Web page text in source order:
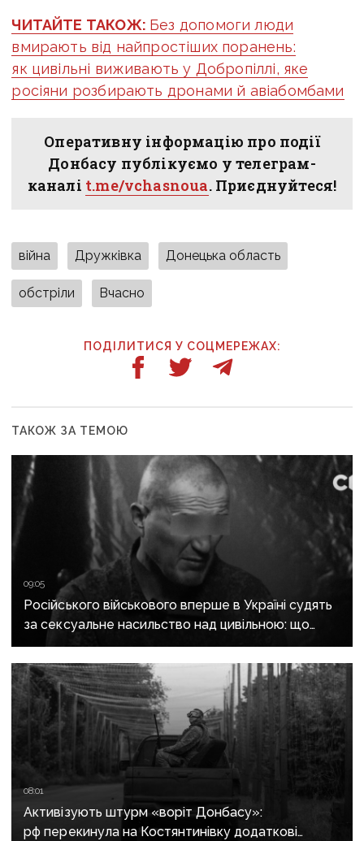
ЧИТАЙТЕ ТАКОЖ: Без допомоги люди
вмирають від найпростіших поранень:
як цивільні виживають у Добропіллі, яке
росіяни розбирають дронами й авіабомбами
Оперативну інформацію про події
Донбасу публікуємо у телеграм-
каналі t.me/vchasnoua. Приєднуйтеся!
війна Дружківка Донецька область
обстріли Вчасно
ПОДІЛИТИСЯ У СОЦМЕРЕЖАХ:
ТАКОЖ ЗА ТЕМОЮ
09:05
Російського військового вперше в Україні судять
за сексуальне насильство над цивільною: що
відомо про справу
08:01
Активізують штурм «воріт Донбасу»:
рф перекинула на Костянтинівку додаткові